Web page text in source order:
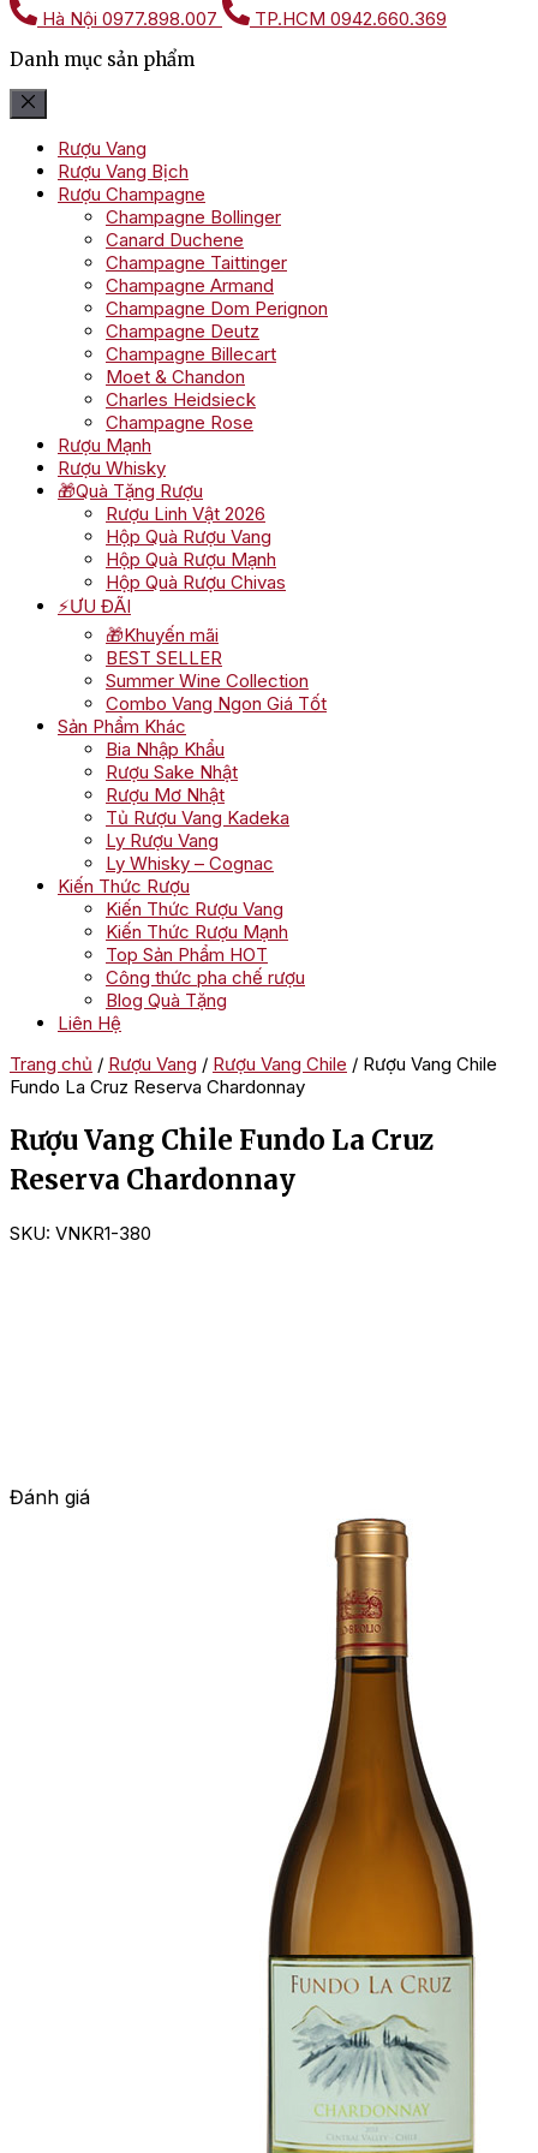
Hà Nội 0977.898.007 TP.HCM 0942.660.369
Danh mục sản phẩm
Rượu Vang
Rượu Vang Bịch
Rượu Champagne
Champagne Bollinger
Canard Duchene
Champagne Taittinger
Champagne Armand
Champagne Dom Perignon
Champagne Deutz
Champagne Billecart
Moet & Chandon
Charles Heidsieck
Champagne Rose
Rượu Mạnh
Rượu Whisky
🎁Quà Tặng Rượu
Rượu Linh Vật 2026
Hộp Quà Rượu Vang
Hộp Quà Rượu Mạnh
Hộp Quà Rượu Chivas
⚡ƯU ĐÃI
🎁Khuyến mãi
BEST SELLER
Summer Wine Collection
Combo Vang Ngon Giá Tốt
Sản Phẩm Khác
Bia Nhập Khẩu
Rượu Sake Nhật
Rượu Mơ Nhật
Tủ Rượu Vang Kadeka
Ly Rượu Vang
Ly Whisky – Cognac
Kiến Thức Rượu
Kiến Thức Rượu Vang
Kiến Thức Rượu Mạnh
Top Sản Phẩm HOT
Công thức pha chế rượu
Blog Quà Tặng
Liên Hệ
Trang chủ / Rượu Vang / Rượu Vang Chile / Rượu Vang Chile
Fundo La Cruz Reserva Chardonnay
Rượu Vang Chile Fundo La Cruz
Reserva Chardonnay
SKU: VNKR1-380
Đánh giá